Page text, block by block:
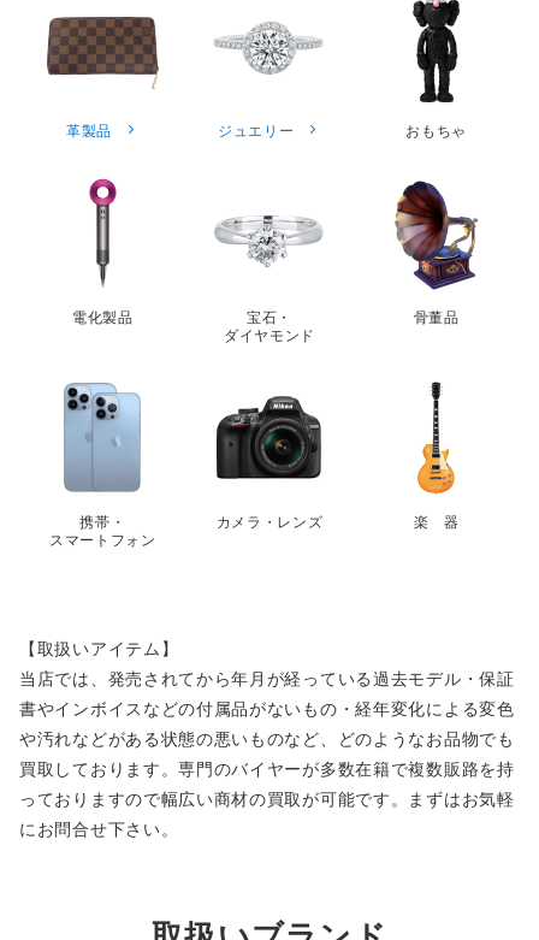
革製品 ジュエリー おもちゃ
電化製品
宝石・
ダイヤモンド
骨董品
携帯・
スマートフォン
カメラ・レンズ 楽 器
【取扱いアイテム】
当店では、発売されてから年月が経っている過去モデル・保証
書やインボイスなどの付属品がないもの・経年変化による変色
や汚れなどがある状態の悪いものなど、どのようなお品物でも
買取しております。専門のバイヤーが多数在籍で複数販路を持
っておりますので幅広い商材の買取が可能です。まずはお気軽
にお問合せ下さい。